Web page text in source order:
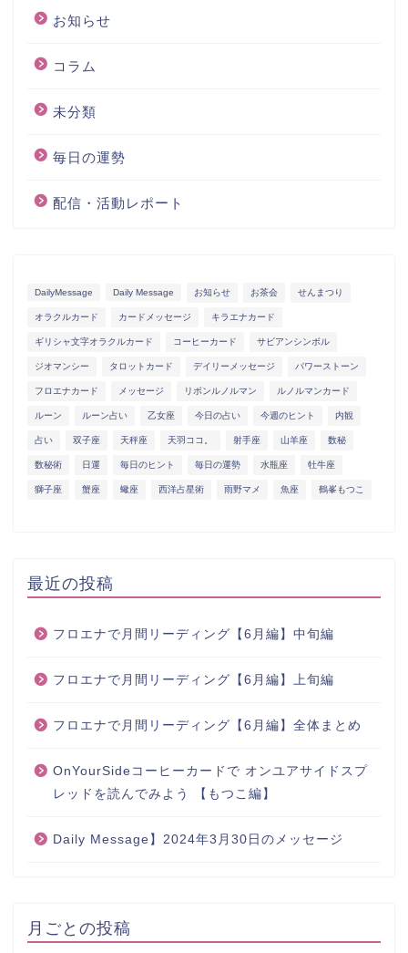
お知らせ
コラム
未分類
毎日の運勢
配信・活動レポート
DailyMessage Daily Message お知らせ お茶会 せんまつり
オラクルカード カードメッセージ キラエナカード
ギリシャ文字オラクルカード コーヒーカード サビアンシンボル
ジオマンシー タロットカード デイリーメッセージ パワーストーン
フロエナカード メッセージ リボンルノルマン ルノルマンカード
ルーン ルーン占い 乙女座 今日の占い 今週のヒント 内観
占い 双子座 天秤座 天羽ココ。 射手座 山羊座 数秘
数秘術 日運 毎日のヒント 毎日の運勢 水瓶座 牡牛座
獅子座 蟹座 蠍座 西洋占星術 雨野マメ 魚座 鶴峯もつこ
最近の投稿
フロエナで月間リーディング【6月編】中旬編
フロエナで月間リーディング【6月編】上旬編
フロエナで月間リーディング【6月編】全体まとめ
OnYourSideコーヒーカードで オンユアサイドスプ
レッドを読んでみよう 【もつこ編】
Daily Message】2024年3月30日のメッセージ
月ごとの投稿